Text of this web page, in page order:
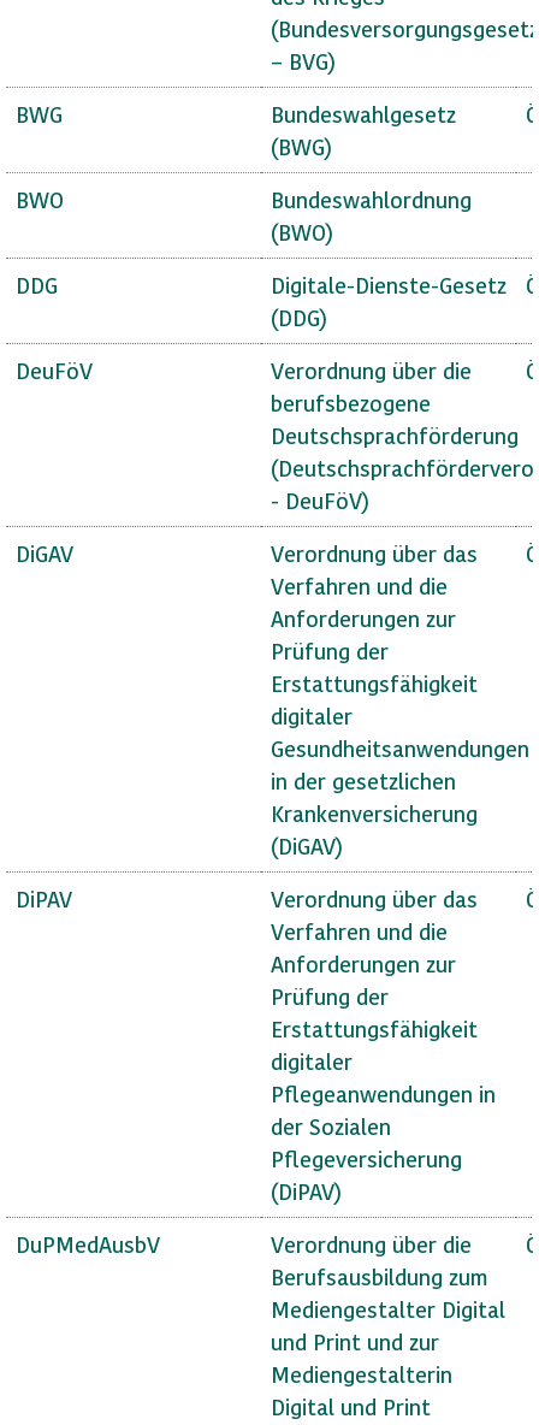
(Bundesversorgungsgesetz
– BVG)
BWG
Bundeswahlgesetz
(BWG)
BWO
Bundeswahlordnung
(BWO)
DDG
Digitale-Dienste-Gesetz
(DDG)
DeuFöV
Verordnung über die
berufsbezogene
Deutschsprachförderung
- DeuFöV)
DiGAV
Verordnung über das
Verfahren und die
Anforderungen zur
Prüfung der
Erstattungsfähigkeit
digitaler
Gesundheitsanwendungen
in der gesetzlichen
Krankenversicherung
(DiGAV)
DiPAV
Verordnung über das
Verfahren und die
Anforderungen zur
Prüfung der
Erstattungsfähigkeit
digitaler
Pflegeanwendungen in
der Sozialen
Pflegeversicherung
(DiPAV)
DuPMedAusbV
Verordnung über die
Berufsausbildung zum
Mediengestalter Digital
und Print und zur
Mediengestalterin
Digital und Print